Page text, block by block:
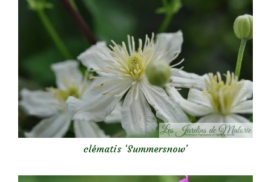
clématis ‘Summersnow’